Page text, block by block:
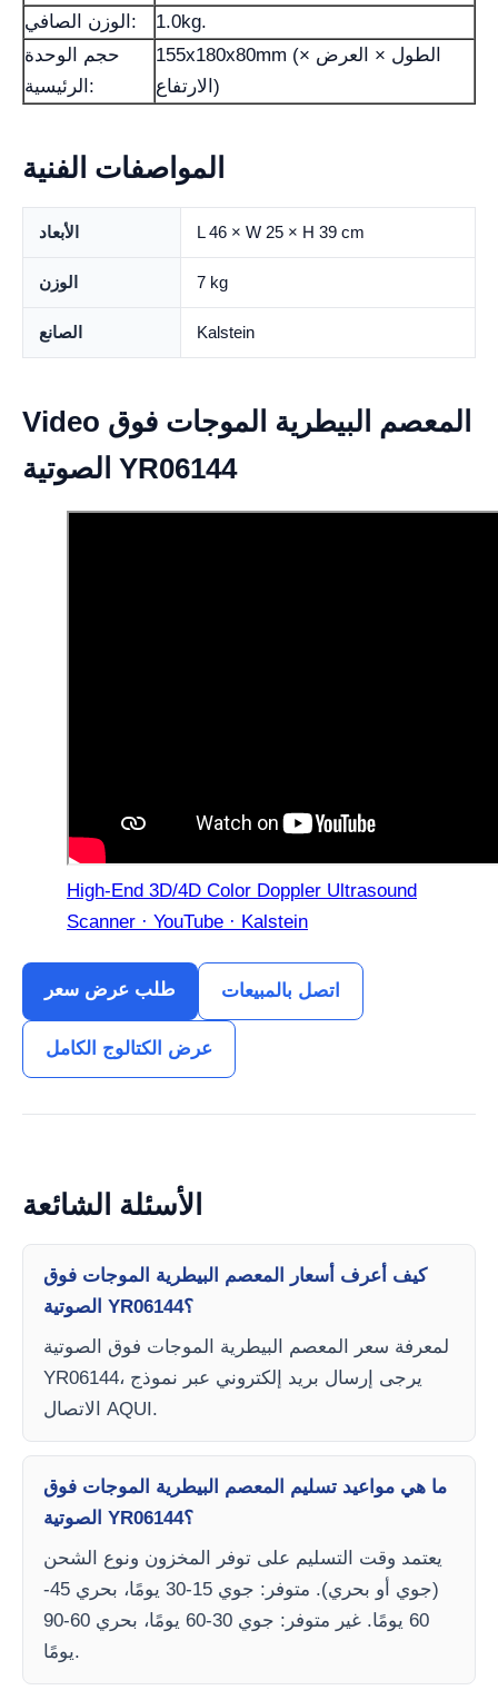
الوزن الصافي:
1.0kg.
حجم الوحدة
الرئيسية:
155x180x80mm (الطول × العرض ×
الارتفاع)
المواصفات الفنية
الأبعاد L 46 × W 25 × H 39 cm
الوزن 7 kg
الصانع Kalstein
Video المعصم البيطرية الموجات فوق
الصوتية YR06144
High-End 3D/4D Color Doppler Ultrasound
Scanner · YouTube · Kalstein
طلب عرض سعر اتصل بالمبيعات
عرض الكتالوج الكامل
الأسئلة الشائعة
كيف أعرف أسعار المعصم البيطرية الموجات فوق
الصوتية YR06144؟
لمعرفة سعر المعصم البيطرية الموجات فوق الصوتية
YR06144، يرجى إرسال بريد إلكتروني عبر نموذج
الاتصال AQUI.
ما هي مواعيد تسليم المعصم البيطرية الموجات فوق
الصوتية YR06144؟
يعتمد وقت التسليم على توفر المخزون ونوع الشحن
(جوي أو بحري). متوفر: جوي 15-30 يومًا، بحري 45-
60 يومًا. غير متوفر: جوي 30-60 يومًا، بحري 60-90
يومًا.